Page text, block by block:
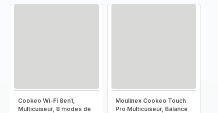
Cookeo Wi-Fi 8en1,
Multicuiseur, 8 modes de
Moulinex Cookeo Touch
Pro Multicuiseur, Balance